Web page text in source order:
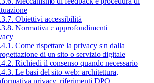
Obiettivi accessibilità
Normativa e approfondimenti
Come rispettare la privacy sin dalla
di un sito o servizio digitale
Richiedi il consenso quando necessario
Le basi del sito web: architettura,
privacy, riferimenti DPO